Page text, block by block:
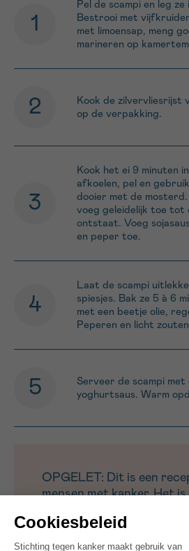
Pel de scampi en leg ze
Bestrooi met
met limoensap, meng
marineren op
Kook de zilvervliesrijst
op de verpakking.
Kook het ei 9 minuten
afkoelen, pel en
dooier met de
voeg geleidelijk toe tot
ontstaat. Voeg
en peper toe.
Laat de scampi
spiesjes. Bak ze 5 à 6
met een beetje olie,
Peperen en licht
Serveer de scampi met
yoghurtsaus. Warm
OPGELET: Dit is een
mensen met kanker. Het
uitgewerkt voor bepaalde
(minder eetlust,